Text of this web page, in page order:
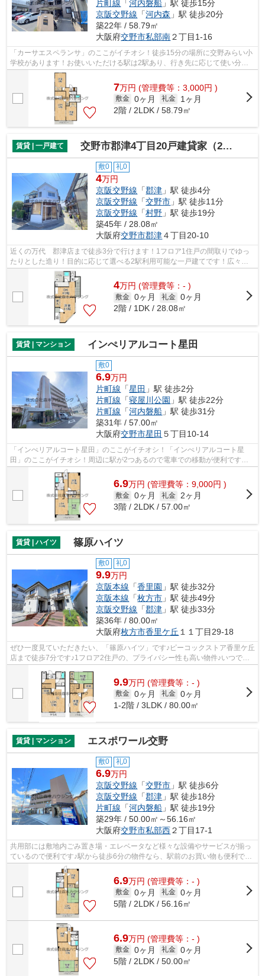
片町線 「河内磐船 」駅 徒歩15分
京阪交野線 「河内森 」駅 徒歩20分
築22年 / 58.79㎡
大阪府交野市私部南２丁目1-16
「カーサエスペランサ」のここがイチオシ！徒歩15分の場所に交野みらい小
学校があります！お使いいただける駅は2駅あり、行き先に応じて使い分け
ができます！室内に新鮮な空気を取り入...
7万円 (管理費等：3,000円 )
敷金 0ヶ月 礼金
1ヶ月
2階 / 2LDK / 58.79㎡
賃貸 | 一戸建て 交野市郡津4丁目20戸建貸家（2階部分）
敷0 礼0
4万円
京阪交野線 「郡津 」駅 徒歩4分
京阪交野線 「交野市 」駅 徒歩11分
京阪交野線 「村野 」駅 徒歩19分
築45年 / 28.08㎡
大阪府交野市郡津４丁目20-10
近くの万代 郡津店まで徒歩3分で行けます！1フロア1住戸の間取りでゆっ
たりとした造り！目的に応じて選べる2駅利用可能な一戸建てです！広々と
した間取りが魅力的な、開放感のある一...
4万円 (管理費等：- )
敷金 0ヶ月 礼金 0ヶ月
2階 / 1DK / 28.08㎡
賃貸 | マンション インぺリアルコート星田
敷0
6.9万円
片町線 「星田 」駅 徒歩2分
片町線 「寝屋川公園 」駅 徒歩22分
片町線 「河内磐船 」駅 徒歩31分
築31年 / 57.00㎡
大阪府交野市星田 ５丁目10-14
「インぺリアルコート星田」のここがイチオシ！「インぺリアルコート星
田」のここがイチオシ！周辺に駅が2つあるので電車での移動が便利です！
駅まで平坦な場所で移動もラクな物件です...
6.9万円 (管理費等：9,000円 )
敷金 0ヶ月 礼金
2ヶ月
3階 / 2LDK / 57.00㎡
賃貸 | ハイツ 篠原ハイツ
敷0 礼0
9.9万円
京阪本線 「香里園 」駅 徒歩32分
京阪本線 「枚方市 」駅 徒歩49分
京阪交野線 「郡津 」駅 徒歩33分
築36年 / 80.00㎡
大阪府枚方市香里ケ丘 １１丁目29-18
ぜひ一度見ていただきたい、「篠原ハイツ」です♪ピーコックストア香里ケ丘
店まで徒歩7分です♪1フロア2住戸の、プライバシー性も高い物件♪いつでも
9.9万円 (管理費等：- )
敷金 0ヶ月 礼金 0ヶ月
1-2階 / 3LDK / 80.00㎡
賃貸 | マンション エスポワール交野
敷0 礼0
6.9万円
京阪交野線 「交野市 」駅 徒歩6分
京阪交野線 「郡津 」駅 徒歩18分
片町線 「河内磐船 」駅 徒歩19分
築29年 / 50.00㎡～56.16㎡
大阪府交野市私部西２丁目17-1
共用部には敷地内ごみ置き場・エレベータなど様々な設備やサービスが揃っ
ているので便利です♪駅から徒歩6分の物件なら、駅前のお買い物も便利です
♪行き先に応じて駅を選べる2駅利用可...
6.9万円 (管理費等：- )
敷金 0ヶ月 礼金 0ヶ月
5階 / 2LDK / 56.16㎡
6.9万円 (管理費等：- )
敷金 0ヶ月 礼金 0ヶ月
5階 / 2LDK / 50.00㎡